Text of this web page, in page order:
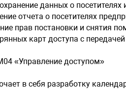
данных о посетителях
отчета о посетителях
прав постановки и снятия
карт доступа с
«Управление доступом»
в себя разработку